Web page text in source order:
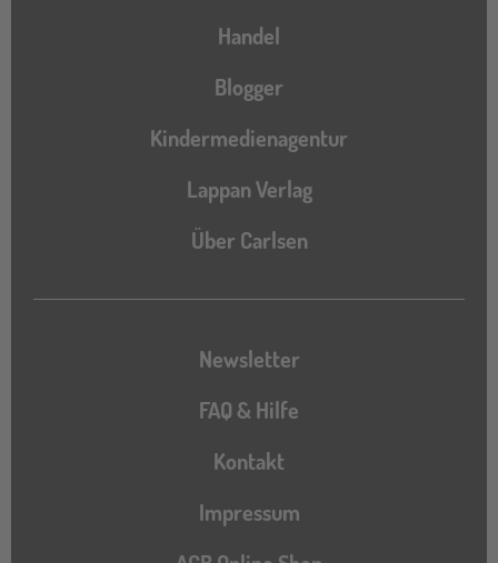
Handel
Blogger
Kindermedienagentur
Lappan Verlag
Über Carlsen
Newsletter
FAQ & Hilfe
Kontakt
Impressum